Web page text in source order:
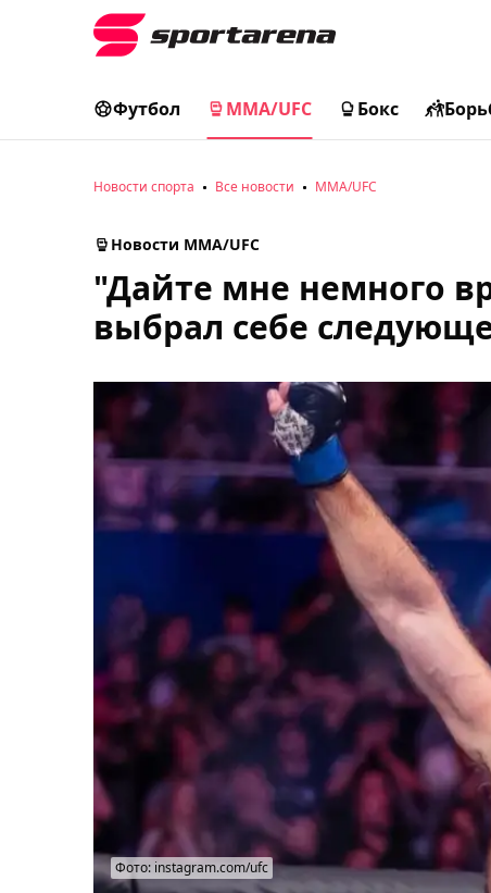
Футбол MMA/UFC Бокс
Новости спорта Все новости MMA/UFC
Новости MMA/UFC
"Дайте мне немного
выбрал себе
Фото: instagram.com/ufc